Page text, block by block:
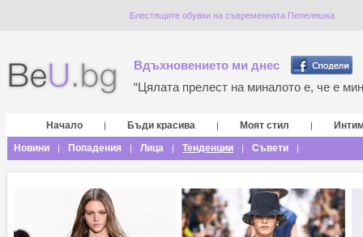
Блестящите обувки на съвременната Пепеляшка
Вдъхновението ми днес
“Цялата прелест на миналото е, че е
Начало | Бъди красива | Моят стил |
Новини
| Попадения | Лица | Тенденции | Съвети |